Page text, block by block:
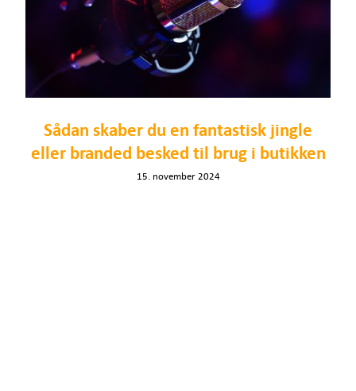
Sådan skaber du en fantastisk jingle
eller branded besked til brug i butikken
15. november 2024